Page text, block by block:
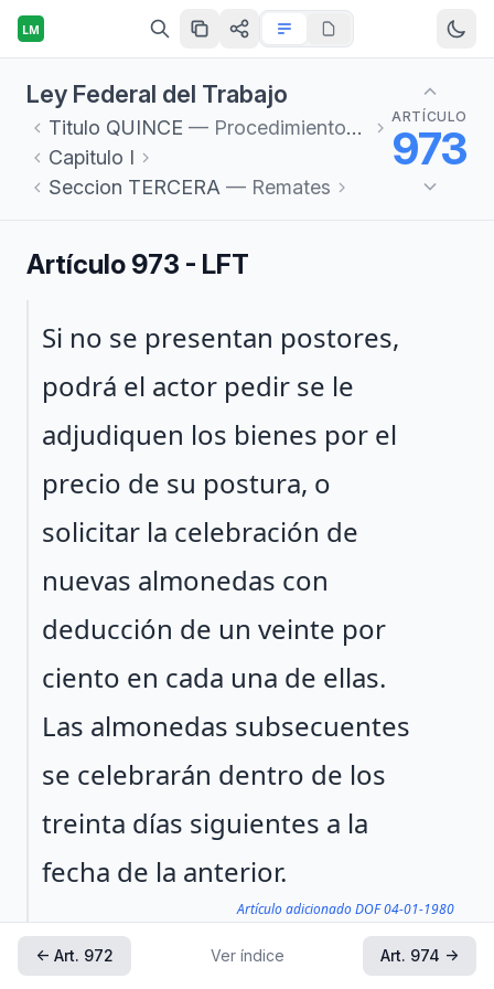
LM
Ley Federal del Trabajo
Titulo QUINCE — Procedimientos de Ejecución
Capitulo I
Seccion TERCERA — Remates
ARTÍCULO
973
Artículo 973 - LFT
Párrafo 1
Si no se presentan postores,
podrá el actor pedir se le
adjudiquen los bienes por el
precio de su postura, o
solicitar la celebración de
nuevas almonedas con
deducción de un veinte por
ciento en cada una de ellas.
Las almonedas subsecuentes
se celebrarán dentro de los
treinta días siguientes a la
fecha de la anterior.
Artículo adicionado DOF 04-01-1980
← Art. 972 Ver índice Art. 974 →